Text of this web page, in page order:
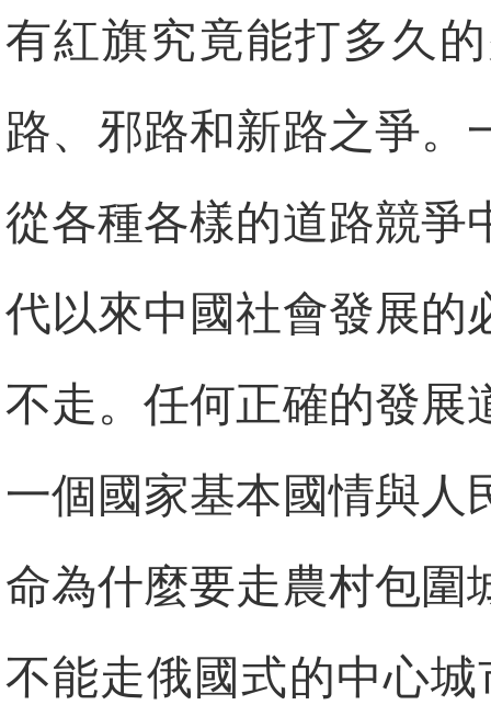
有紅旗究竟能打多久
路、邪路和新路之爭。
從各種各樣的道路競爭
代以來中國社會發展的
不走。任何正確的發展
一個國家基本國情與人
命為什麼要走農村包圍
不能走俄國式的中心